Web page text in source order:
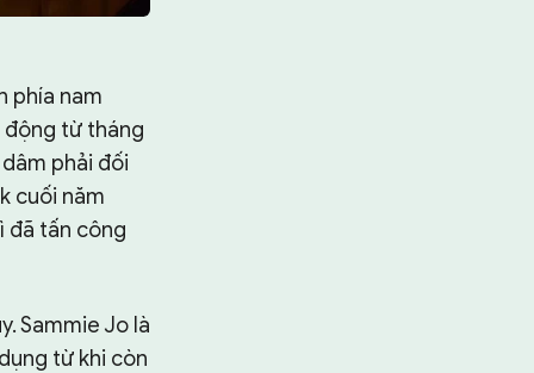
phía nam
từ tháng
phải đối
cuối năm
đã tấn công
Sammie Jo là
từ khi còn